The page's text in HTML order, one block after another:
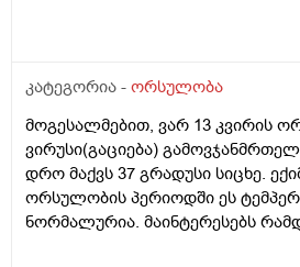
წყვილი) და კიდევ_თუ მედიცინა
როცა ლაბორატორიაში, სინჯარაში
მის მშობლებს?
კატეგორია - ორსულობა
მოგესალმებით, ვარ 13 კვირის
ვირუსი(გაციება)
დრო მაქვს 37 გრადუსი სიცხე.
ორსულობის პერიოდში ეს
ნორმალურია. მაინტერესებს